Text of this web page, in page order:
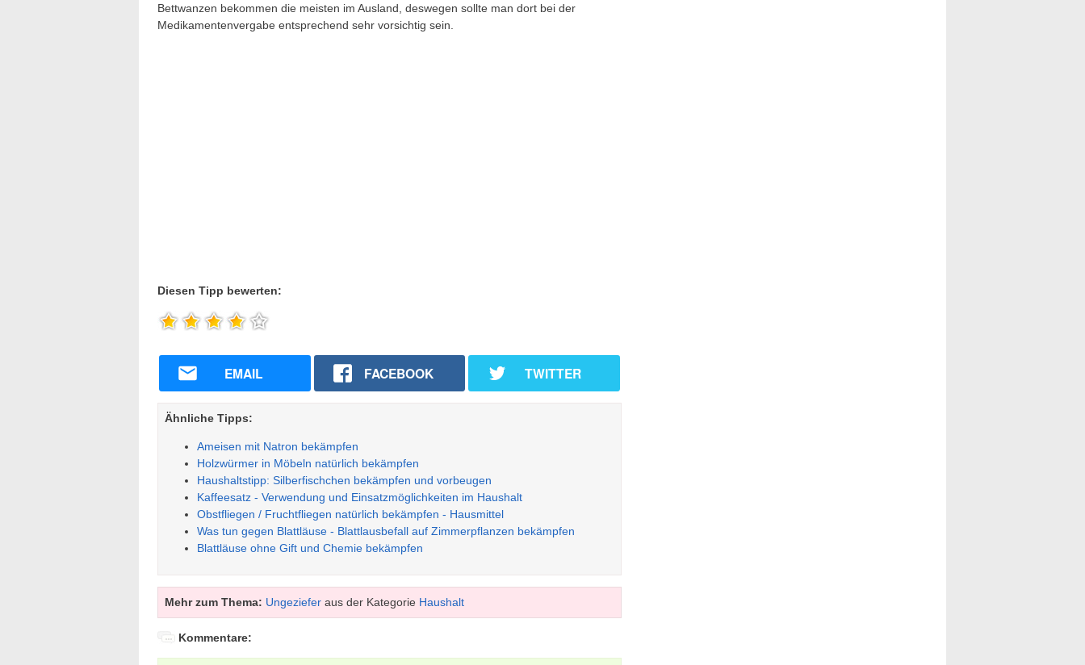
Bettwanzen bekommen die meisten im Ausland, deswegen sollte man dort bei der
Medikamentenvergabe entsprechend sehr vorsichtig sein.
Diesen Tipp bewerten:
EMAIL FACEBOOK TWITTER
Ähnliche Tipps:
Ameisen mit Natron bekämpfen
Holzwürmer in Möbeln natürlich bekämpfen
Haushaltstipp: Silberfischchen bekämpfen und vorbeugen
Kaffeesatz - Verwendung und Einsatzmöglichkeiten im Haushalt
Obstfliegen / Fruchtfliegen natürlich bekämpfen - Hausmittel
Was tun gegen Blattläuse - Blattlausbefall auf Zimmerpflanzen bekämpfen
Blattläuse ohne Gift und Chemie bekämpfen
Mehr zum Thema: Ungeziefer aus der Kategorie Haushalt
Kommentare: